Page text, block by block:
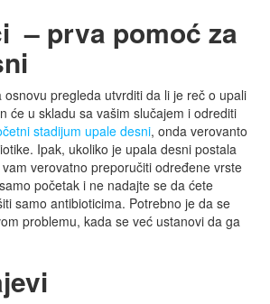
– prva pomoć za
osnovu pregleda utvrditi da li je reč o upali
će u skladu sa vašim slučajem i odrediti
stadijum upale desni, onda verovanto
Ipak, ukoliko je upala desni postala
verovatno preporučiti određene vrste
početak i ne nadajte se da ćete
samo antibioticima. Potrebno je da se
problemu, kada se već ustanovi da ga